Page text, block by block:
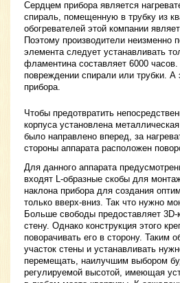
Сердцем прибора является
спираль, помещенную в трубку из
обогревателей этой компании
Поэтому производители неизменно
элемента следует устанавливать
фламентина составляет 6000
повреждении спирали или трубки. А
прибора.
Чтобы предотвратить
корпуса установлена
было направлено вперед, за
стороны аппарата расположен
Для данного аппарата
входят L-образные скобы для
наклона прибора для создания
только вверх-вниз. Так что нужно
Больше свободы предоставляет
стену. Однако конструкция этого
поворачивать его в сторону. Таким
участок стены и устанавливать
перемещать, наилучшим выбором
регулируемой высотой, имеющая